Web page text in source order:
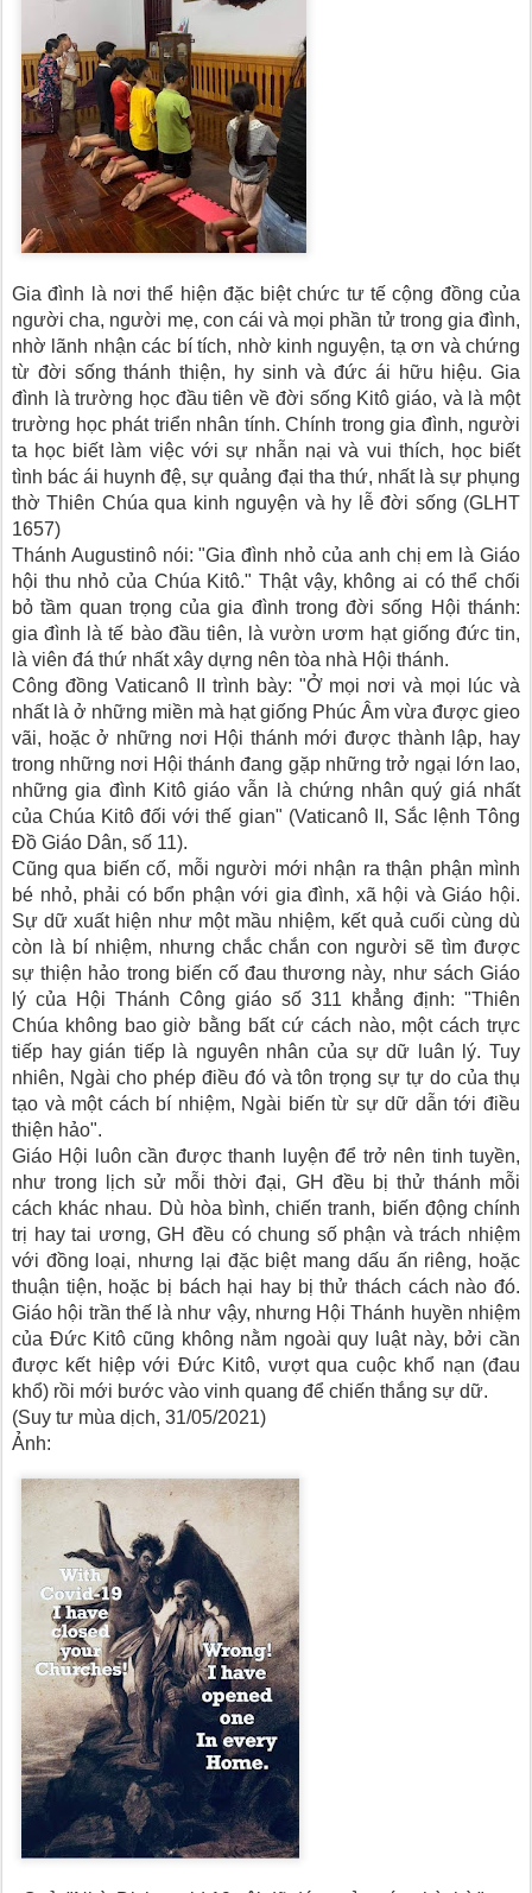
Gia đình là nơi thể hiện đặc biệt chức tư tế cộng đồng của
người cha, người mẹ, con cái và mọi phần tử trong gia đình,
nhờ lãnh nhận các bí tích, nhờ kinh nguyện, tạ ơn và chứng
từ đời sống thánh thiện, hy sinh và đức ái hữu hiệu. Gia
đình là trường học đầu tiên về đời sống Kitô giáo, và là một
trường học phát triển nhân tính. Chính trong gia đình, người
ta học biết làm việc với sự nhẫn nại và vui thích, học biết
tình bác ái huynh đệ, sự quảng đại tha thứ, nhất là sự phụng
thờ Thiên Chúa qua kinh nguyện và hy lễ đời sống (GLHT
1657)
Thánh Augustinô nói: "Gia đình nhỏ của anh chị em là Giáo
hội thu nhỏ của Chúa Kitô." Thật vậy, không ai có thể chối
bỏ tầm quan trọng của gia đình trong đời sống Hội thánh:
gia đình là tế bào đầu tiên, là vườn ươm hạt giống đức tin,
là viên đá thứ nhất xây dựng nên tòa nhà Hội thánh.
Công đồng Vaticanô II trình bày: "Ở mọi nơi và mọi lúc và
nhất là ở những miền mà hạt giống Phúc Âm vừa được gieo
vãi, hoặc ở những nơi Hội thánh mới được thành lập, hay
trong những nơi Hội thánh đang gặp những trở ngại lớn lao,
những gia đình Kitô giáo vẫn là chứng nhân quý giá nhất
của Chúa Kitô đối với thế gian" (Vaticanô II, Sắc lệnh Tông
Đồ Giáo Dân, số 11).
Cũng qua biến cố, mỗi người mới nhận ra thận phận mình
bé nhỏ, phải có bổn phận với gia đình, xã hội và Giáo hội.
Sự dữ xuất hiện như một mầu nhiệm, kết quả cuối cùng dù
còn là bí nhiệm, nhưng chắc chắn con người sẽ tìm được
sự thiện hảo trong biến cố đau thương này, như sách Giáo
lý của Hội Thánh Công giáo số 311 khẳng định: "Thiên
Chúa không bao giờ bằng bất cứ cách nào, một cách trực
tiếp hay gián tiếp là nguyên nhân của sự dữ luân lý. Tuy
nhiên, Ngài cho phép điều đó và tôn trọng sự tự do của thụ
tạo và một cách bí nhiệm, Ngài biến từ sự dữ dẫn tới điều
thiện hảo".
Giáo Hội luôn cần được thanh luyện để trở nên tinh tuyền,
như trong lịch sử mỗi thời đại, GH đều bị thử thánh mỗi
cách khác nhau. Dù hòa bình, chiến tranh, biến động chính
trị hay tai ương, GH đều có chung số phận và trách nhiệm
với đồng loại, nhưng lại đặc biệt mang dấu ấn riêng, hoặc
thuận tiện, hoặc bị bách hại hay bị thử thách cách nào đó.
Giáo hội trần thế là như vậy, nhưng Hội Thánh huyền nhiệm
của Đức Kitô cũng không nằm ngoài quy luật này, bởi cần
được kết hiệp với Đức Kitô, vượt qua cuộc khổ nạn (đau
khổ) rồi mới bước vào vinh quang để chiến thắng sự dữ.
(Suy tư mùa dịch, 31/05/2021)
Ảnh: